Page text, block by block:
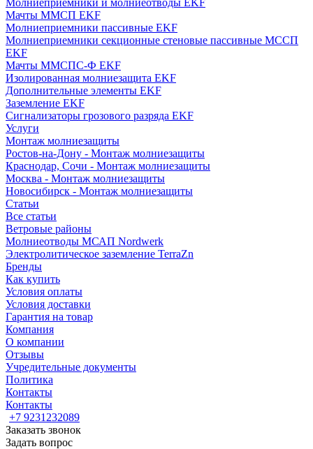
Молниеприемники и молниеотводы EKF
Мачты ММСП EKF
Молниеприемники пассивные EKF
Молниеприемники секционные стеновые пассивные МССП
EKF
Мачты ММСПС-Ф EKF
Изолированная молниезащита EKF
Дополнительные элементы EKF
Заземление EKF
Сигнализаторы грозового разряда EKF
Услуги
Монтаж молниезащиты
Ростов-на-Дону - Монтаж молниезащиты
Краснодар, Сочи - Монтаж молниезащиты
Москва - Монтаж молниезащиты
Новосибирск - Монтаж молниезащиты
Статьи
Все статьи
Ветровые районы
Молниеотводы МСАП Nordwerk
Электролитическое заземление TerraZn
Бренды
Как купить
Условия оплаты
Условия доставки
Гарантия на товар
Компания
О компании
Отзывы
Учредительные документы
Политика
Контакты
Контакты
+7 9231232089
Заказать звонок
Задать вопрос